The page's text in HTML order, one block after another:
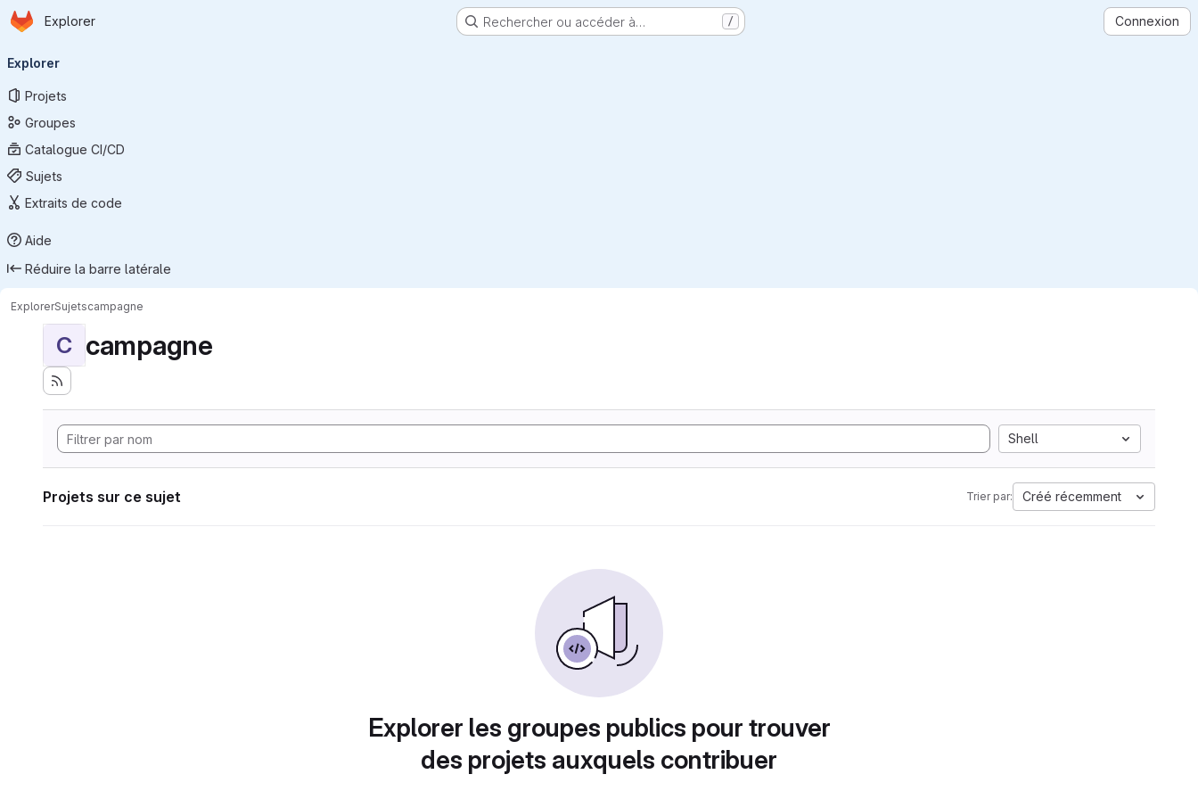
Passer au contenu principal
Page d'accueil
Explorer Rechercher ou accéder à… / Connexion
principale
Explorer
Projets
Groupes
Catalogue CI/CD
Sujets
Extraits de code
Aide
Réduire la barre latérale
ExplorerSujetscampagne
C campagne
Shell
Projets sur ce sujet Trier par: Créé récemment
Explorer les groupes publics pour trouver
des projets auxquels contribuer